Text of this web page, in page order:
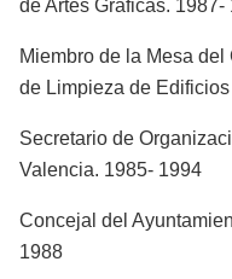
de Artes Gráficas. 1987-
Miembro de la Mesa
de Limpieza de
Secretario de
Valencia. 1985- 1994
Concejal del
1988